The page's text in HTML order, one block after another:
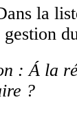
la
gestion
: Á la
?